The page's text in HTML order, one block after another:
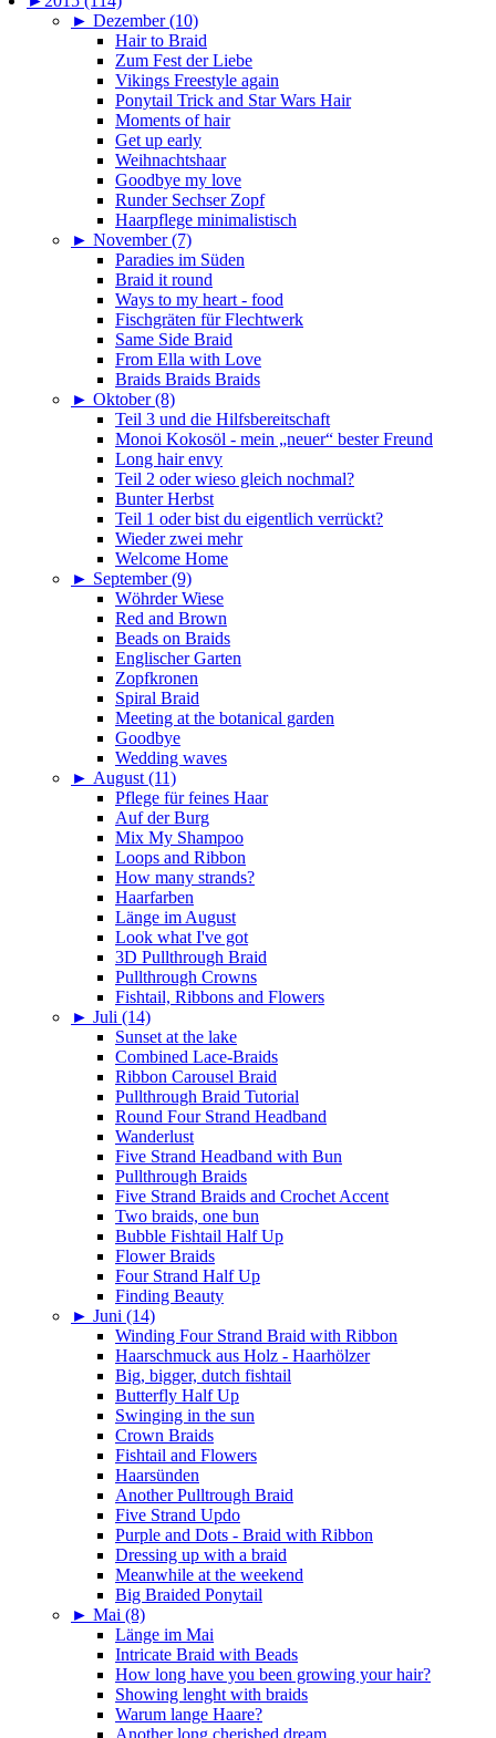
► Dezember (10)
Hair to Braid
Zum Fest der Liebe
Vikings Freestyle again
Ponytail Trick and Star Wars Hair
Moments of hair
Get up early
Weihnachtshaar
Goodbye my love
Runder Sechser Zopf
Haarpflege minimalistisch
► November (7)
Paradies im Süden
Braid it round
Ways to my heart - food
Fischgräten für Flechtwerk
Same Side Braid
From Ella with Love
Braids Braids Braids
► Oktober (8)
Teil 3 und die Hilfsbereitschaft
Monoi Kokosöl - mein „neuer“ bester Freund
Long hair envy
Teil 2 oder wieso gleich nochmal?
Bunter Herbst
Teil 1 oder bist du eigentlich verrückt?
Wieder zwei mehr
Welcome Home
► September (9)
Wöhrder Wiese
Red and Brown
Beads on Braids
Englischer Garten
Zopfkronen
Spiral Braid
Meeting at the botanical garden
Goodbye
Wedding waves
► August (11)
Pflege für feines Haar
Auf der Burg
Mix My Shampoo
Loops and Ribbon
How many strands?
Haarfarben
Länge im August
Look what I've got
3D Pullthrough Braid
Pullthrough Crowns
Fishtail, Ribbons and Flowers
► Juli (14)
Sunset at the lake
Combined Lace-Braids
Ribbon Carousel Braid
Pullthrough Braid Tutorial
Round Four Strand Headband
Wanderlust
Five Strand Headband with Bun
Pullthrough Braids
Five Strand Braids and Crochet Accent
Two braids, one bun
Bubble Fishtail Half Up
Flower Braids
Four Strand Half Up
Finding Beauty
► Juni (14)
Winding Four Strand Braid with Ribbon
Haarschmuck aus Holz - Haarhölzer
Big, bigger, dutch fishtail
Butterfly Half Up
Swinging in the sun
Crown Braids
Fishtail and Flowers
Haarsünden
Another Pulltrough Braid
Five Strand Updo
Purple and Dots - Braid with Ribbon
Dressing up with a braid
Meanwhile at the weekend
Big Braided Ponytail
► Mai (8)
Länge im Mai
Intricate Braid with Beads
How long have you been growing your hair?
Showing lenght with braids
Warum lange Haare?